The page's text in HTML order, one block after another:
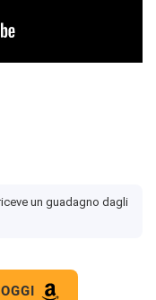
un guadagno dagli